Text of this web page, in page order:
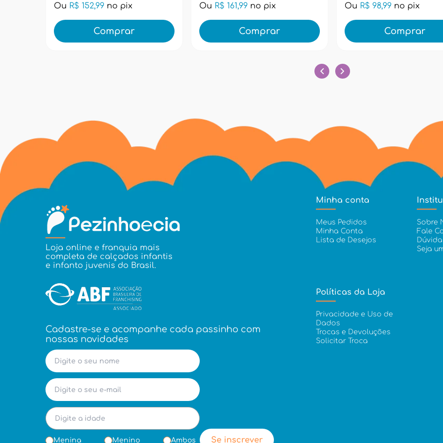
Ou R$ 152,99 no pix
Comprar
Ou R$ 161,99 no pix
Comprar
Ou R$ 98,99 no pix
Comprar
Loja online e franquia mais
completa de calçados infantis
e infanto juvenis do Brasil.
Cadastre-se e acompanhe cada passinho com
nossas novidades
Menina Menino Ambos Se inscrever
Minha conta
Meus Pedidos
Minha Conta
Lista de Desejos
Sobre
Fale
Seja
Políticas da Loja
Privacidade e Uso de
Dados
Trocas e Devoluções
Solicitar Troca